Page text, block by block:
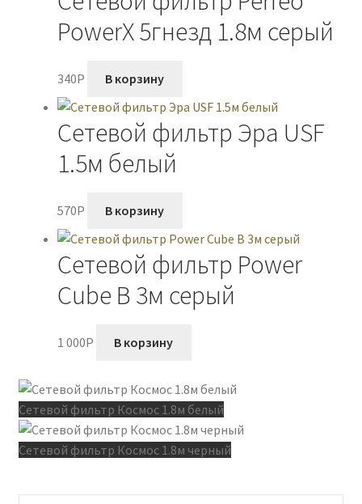
PowerX 5гнезд 1.8м серый
340P В корзину
Сетевой фильтр Эра USF
1.5м белый
570P В корзину
Сетевой фильтр Power
Cube B 3м серый
1 000P В корзину
Сетевой фильтр Космос 1.8м белый
Сетевой фильтр Космос 1.8м черный